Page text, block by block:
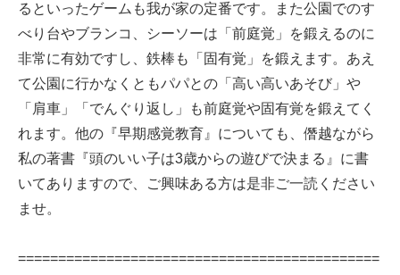
るといったゲームも我が家の定番です。また公園でのす
べり台やブランコ、シーソーは「前庭覚」を鍛えるのに
非常に有効ですし、鉄棒も「固有覚」を鍛えます。あえ
て公園に行かなくともパパとの「高い高いあそび」や
「肩車」「でんぐり返し」も前庭覚や固有覚を鍛えてく
れます。他の『早期感覚教育』についても、僭越ながら
私の著書『頭のいい子は3歳からの遊びで決まる』に書
いてありますので、ご興味ある方は是非ご一読ください
ませ。
=============================================